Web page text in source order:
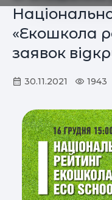
«Екошкола
заявок
30.11.2021 1943